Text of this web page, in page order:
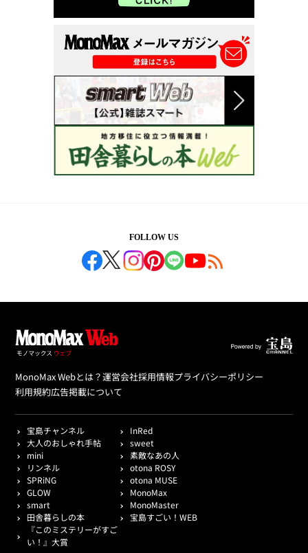
FOLLOW US
MonoMax Webとは？運営会社採用情報プライバシーポリシー
利用規約広告掲載について
宝島チャンネル
InRed
大人のおしゃれ手帖
sweet
mini
素敵なあの人
リンネル
otona ROSY
SPRiNG
otona MUSE
GLOW
MonoMax
smart
MonoMaster
田舎暮らしの本
宝島すごい！WEB
『このミステリーがすご
い！』大賞